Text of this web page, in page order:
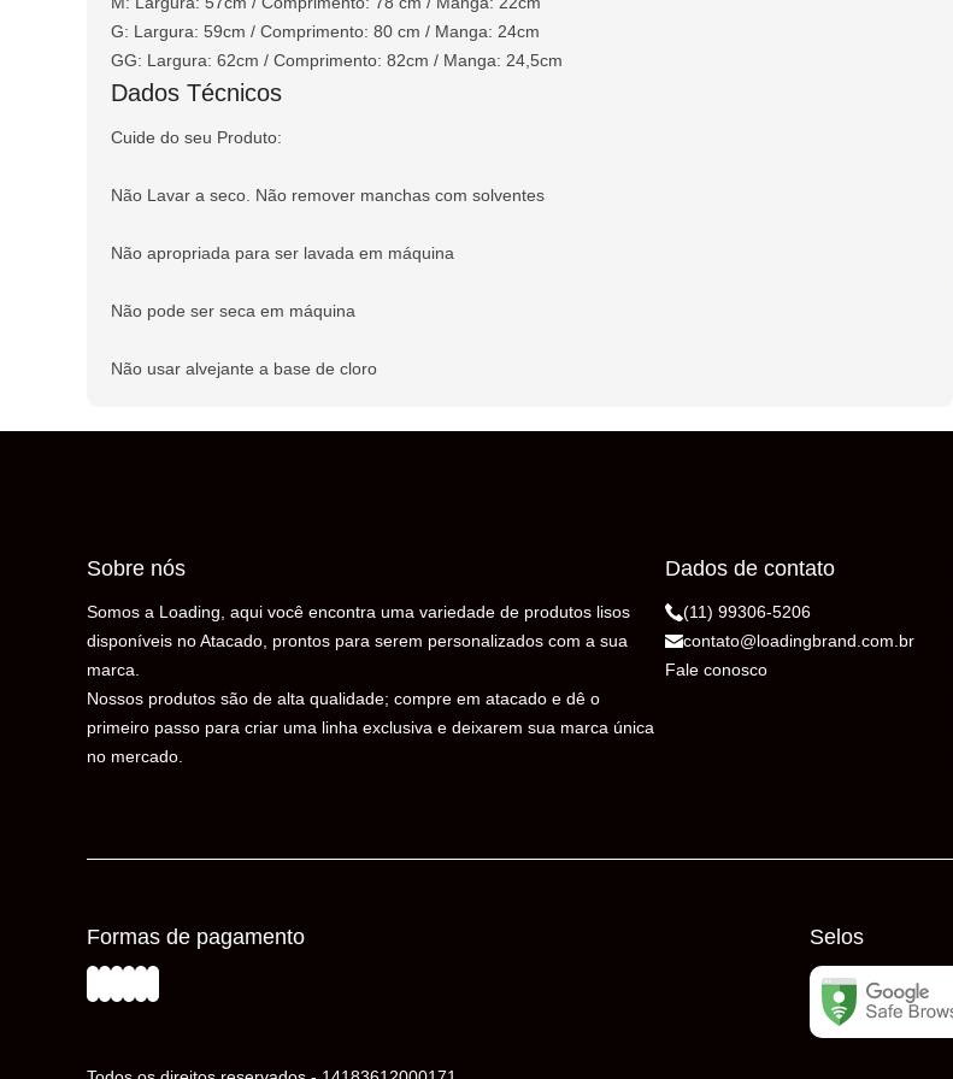
G: Largura: 59cm / Comprimento: 80 cm / Manga: 24cm
GG: Largura: 62cm / Comprimento: 82cm / Manga: 24,5cm
Dados Técnicos
Cuide do seu Produto:
Não Lavar a seco. Não remover manchas com solventes
Não apropriada para ser lavada em máquina
Não pode ser seca em máquina
Não usar alvejante a base de cloro
Sobre nós
Somos a Loading, aqui você encontra uma variedade de produtos lisos
disponíveis no Atacado, prontos para serem personalizados com a sua
marca.
Nossos produtos são de alta qualidade; compre em atacado e dê o
primeiro passo para criar uma linha exclusiva e deixarem sua marca única
no mercado.
Dados de contato
(11) 99306-5206
contato@loadingbrand.com.br
Fale conosco
Formas de pagamento Selos